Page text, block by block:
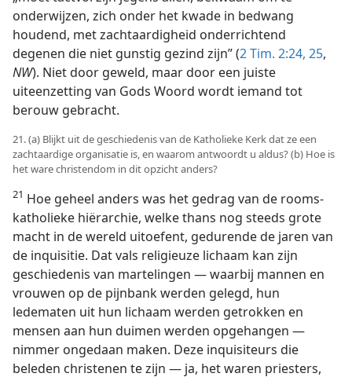
onderwijzen, zich onder het kwade in bedwang
houdend, met zachtaardigheid onderrichtend
degenen die niet gunstig gezind zijn” (2 Tim. 2:24, 25,
NW). Niet door geweld, maar door een juiste
uiteenzetting van Gods Woord wordt iemand tot
berouw gebracht.
21. (a) Blijkt uit de geschiedenis van de Katholieke Kerk dat ze een
zachtaardige organisatie is, en waarom antwoordt u aldus? (b) Hoe is
het ware christendom in dit opzicht anders?
21 Hoe geheel anders was het gedrag van de rooms-
katholieke hiërarchie, welke thans nog steeds grote
macht in de wereld uitoefent, gedurende de jaren van
de inquisitie. Dat vals religieuze lichaam kan zijn
geschiedenis van martelingen — waarbij mannen en
vrouwen op de pijnbank werden gelegd, hun
ledematen uit hun lichaam werden getrokken en
mensen aan hun duimen werden opgehangen —
nimmer ongedaan maken. Deze inquisiteurs die
beleden christenen te zijn — ja, het waren priesters,